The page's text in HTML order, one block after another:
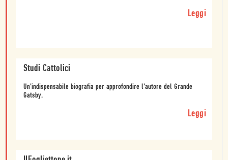
Leggi
Studi Cattolici
Un'indispensabile biografia per approfondire l'autore del Grande
Gatsby.
Leggi